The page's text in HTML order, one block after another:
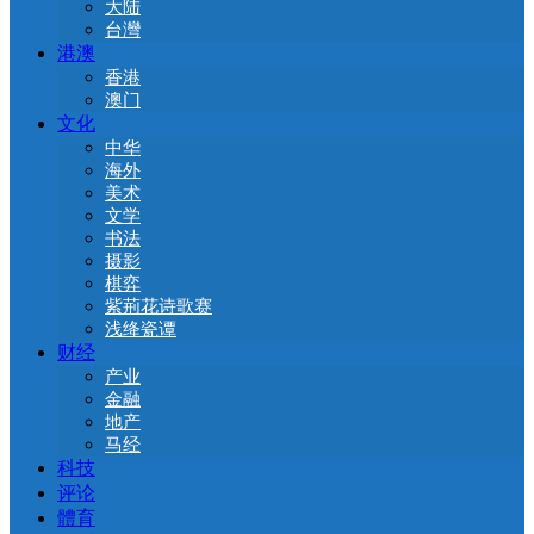
大陆
台灣
港澳
香港
澳门
文化
中华
海外
美术
文学
书法
摄影
棋弈
紫荊花诗歌赛
浅绛瓷谭
财经
产业
金融
地产
马经
科技
评论
體育